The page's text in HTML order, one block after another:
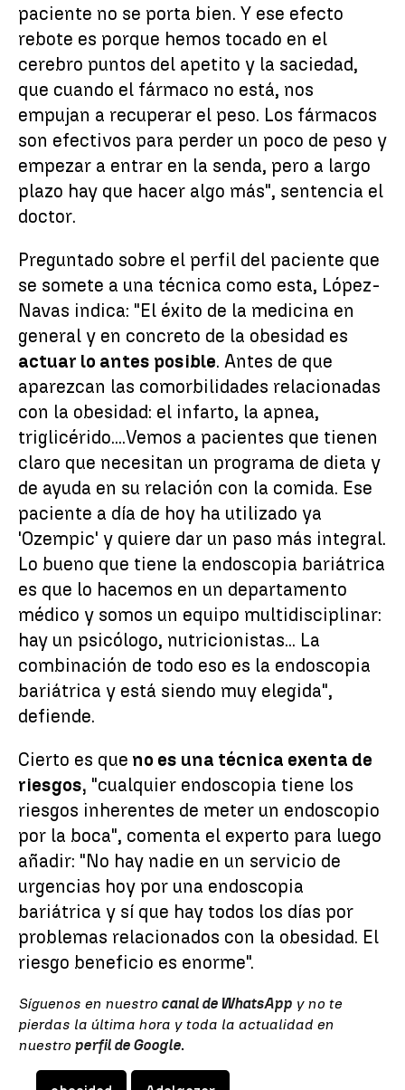
paciente no se porta bien. Y ese efecto
rebote es porque hemos tocado en el
cerebro puntos del apetito y la saciedad,
que cuando el fármaco no está, nos
empujan a recuperar el peso. Los fármacos
son efectivos para perder un poco de peso y
empezar a entrar en la senda, pero a largo
plazo hay que hacer algo más", sentencia el
doctor.
Preguntado sobre el perfil del paciente que
se somete a una técnica como esta, López-
Navas indica: "El éxito de la medicina en
general y en concreto de la obesidad es
actuar lo antes posible. Antes de que
aparezcan las comorbilidades relacionadas
con la obesidad: el infarto, la apnea,
triglicérido....Vemos a pacientes que tienen
claro que necesitan un programa de dieta y
de ayuda en su relación con la comida. Ese
paciente a día de hoy ha utilizado ya
'Ozempic' y quiere dar un paso más integral.
Lo bueno que tiene la endoscopia bariátrica
es que lo hacemos en un departamento
médico y somos un equipo multidisciplinar:
hay un psicólogo, nutricionistas... La
combinación de todo eso es la endoscopia
bariátrica y está siendo muy elegida",
defiende.
Cierto es que no es una técnica exenta de
riesgos, "cualquier endoscopia tiene los
riesgos inherentes de meter un endoscopio
por la boca", comenta el experto para luego
añadir: "No hay nadie en un servicio de
urgencias hoy por una endoscopia
bariátrica y sí que hay todos los días por
problemas relacionados con la obesidad. El
riesgo beneficio es enorme".
Síguenos en nuestro canal de WhatsApp y no te
pierdas la última hora y toda la actualidad en
nuestro perfil de Google.